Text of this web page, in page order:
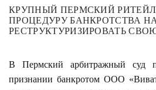
КРУПНЫЙ ПЕРМСКИЙ
ПРОЦЕДУРУ БАНКРОТСТВА
РЕСТРУКТУРИЗИРОВАТЬ
В Пермский арбитражный суд
признании банкротом ООО